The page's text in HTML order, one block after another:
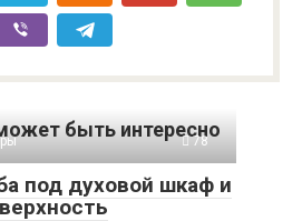
быть интересно
78
под духовой шкаф и